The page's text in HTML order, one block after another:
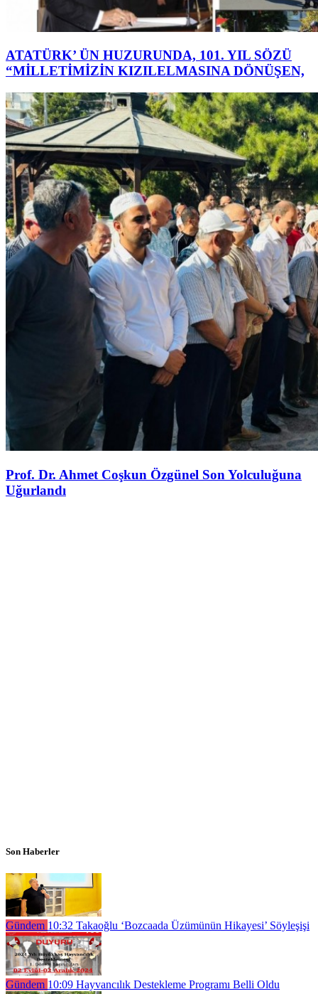
ATATÜRK’ ÜN HUZURUNDA, 101. YIL SÖZÜ
“MİLLETİMİZİN KIZILELMASINA DÖNÜŞEN,
Prof. Dr. Ahmet Coşkun Özgünel Son Yolculuğuna
Uğurlandı
Son Haberler
Gündem 10:32 Takaoğlu ‘Bozcaada Üzümünün Hikayesi’ Söyleşişi
Gündem 10:09 Hayvancılık Destekleme Programı Belli Oldu